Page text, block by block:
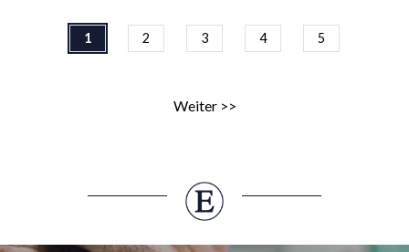
1 2 3 4 5
Weiter >>